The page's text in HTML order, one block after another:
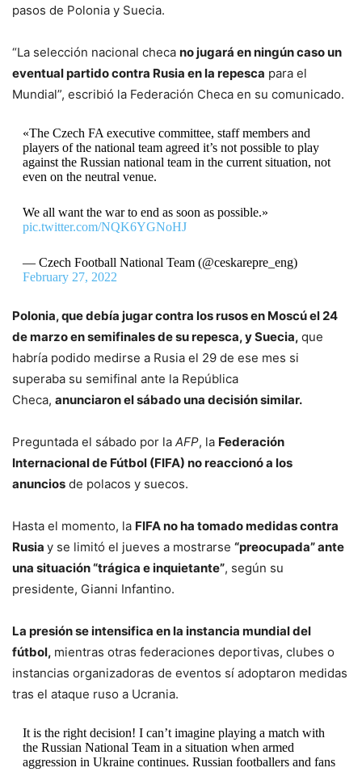
pasos de Polonia y Suecia.
“La selección nacional checa no jugará en ningún caso un
eventual partido contra Rusia en la repesca para el
Mundial”, escribió la Federación Checa en su comunicado.
«The Czech FA executive committee, staff members and
players of the national team agreed it’s not possible to play
against the Russian national team in the current situation, not
even on the neutral venue.
We all want the war to end as soon as possible.»
pic.twitter.com/NQK6YGNoHJ
— Czech Football National Team (@ceskarepre_eng)
February 27, 2022
Polonia, que debía jugar contra los rusos en Moscú el 24
de marzo en semifinales de su repesca, y Suecia, que
habría podido medirse a Rusia el 29 de ese mes si
superaba su semifinal ante la República
Checa, anunciaron el sábado una decisión similar.
Preguntada el sábado por la AFP, la Federación
Internacional de Fútbol (FIFA) no reaccionó a los
anuncios de polacos y suecos.
Hasta el momento, la FIFA no ha tomado medidas contra
Rusia y se limitó el jueves a mostrarse “preocupada” ante
una situación “trágica e inquietante”, según su
presidente, Gianni Infantino.
La presión se intensifica en la instancia mundial del
fútbol, mientras otras federaciones deportivas, clubes o
instancias organizadoras de eventos sí adoptaron medidas
tras el ataque ruso a Ucrania.
It is the right decision! I can’t imagine playing a match with
the Russian National Team in a situation when armed
aggression in Ukraine continues. Russian footballers and fans